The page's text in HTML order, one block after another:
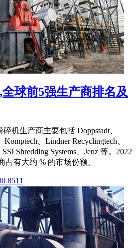
球前5强生产商排名及
机生产商主要包括 Doppstadt、
Komptech、Lindner Recyclingtech、
Shredding Systems、Jenz 等。2022
占有大约 % 的市场份额。
8511